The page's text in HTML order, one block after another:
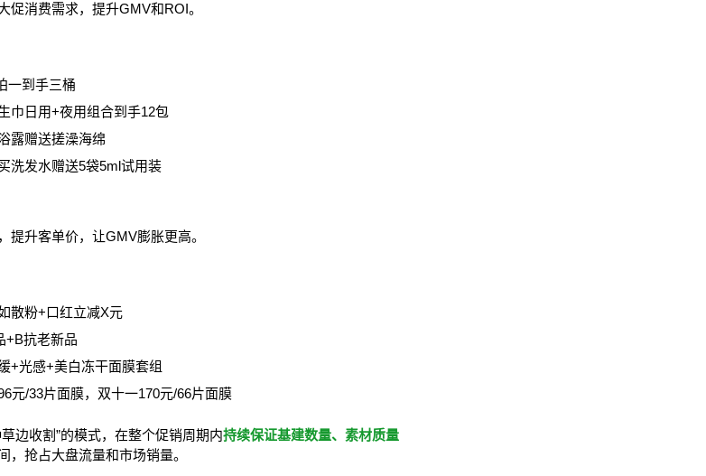
促消费需求，提升GMV和ROI。
一到手三桶
巾日用+夜用组合到手12包
露赠送搓澡海绵
洗发水赠送5袋5ml试用装
提升客单价，让GMV膨胀更高。
散粉+口红立减X元
+B抗老新品
+光感+美白冻干面膜套组
元/33片面膜，双十一170元/66片面膜
边收割”的模式，在整个促销周期内持续保证基建数量、素材质量
，抢占大盘流量和市场销量。